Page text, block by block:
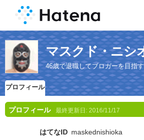
マスクド・ニシ
46歳で退職してブロガーを目指す
プロフィール
プロフィール 最終更新日: 2016/11/17
はてなID maskednishioka